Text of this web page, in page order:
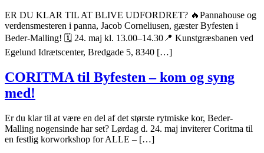
ER DU KLAR TIL AT BLIVE UDFORDRET? 🔥Pannahouse og
verdensmesteren i panna, Jacob Corneliusen, gæster Byfesten i
Beder-Malling! 🗓 24. maj kl. 13.00–14.30📍 Kunstgræsbanen ved
Egelund Idrætscenter, Bredgade 5, 8340 […]
CORITMA til Byfesten – kom og syng
med!
Er du klar til at være en del af det største rytmiske kor, Beder-
Malling nogensinde har set? Lørdag d. 24. maj inviterer Coritma til
en festlig korworkshop for ALLE – […]